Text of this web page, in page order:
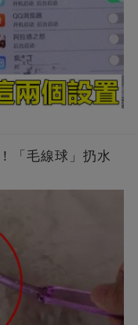
「毛線球」扔水